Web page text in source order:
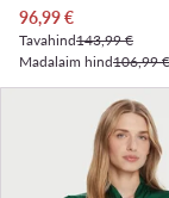
Praegune hind
96,99€
Tavahind143,99 €
Madalaim hind106,99 €